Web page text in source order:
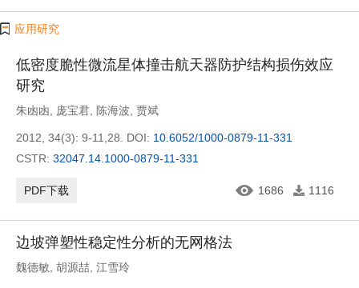
应用研究
低密度脆性微流星体撞击航天器防护结构损伤效应
研究
朱凼凼 庞宝君 陈海波 贾斌
2012, 34(3): 9-11,28. DOI: 10.6052/1000-0879-11-331
CSTR: 32047.14.1000-0879-11-331
PDF下载 1686 1116
边坡弹塑性稳定性分析的无网格法
魏德敏 胡源喆 江雪玲